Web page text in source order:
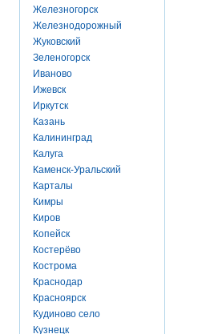
Железногорск
Железнодорожный
Жуковский
Зеленогорск
Иваново
Ижевск
Иркутск
Казань
Калининград
Калуга
Каменск-Уральский
Карталы
Кимры
Киров
Копейск
Костерёво
Кострома
Краснодар
Красноярск
Кудиново село
Кузнецк